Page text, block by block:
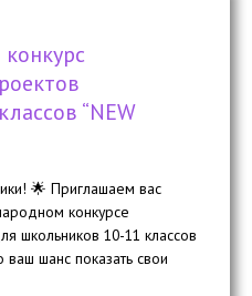
“NEW
🌟 Приглашаем вас
конкурсе
школьников 10-11 классов
ваш шанс показать свои